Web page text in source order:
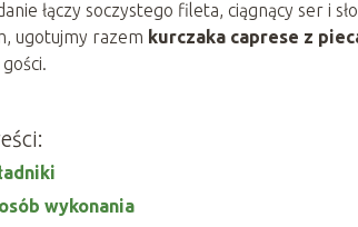
łączy soczystego fileta, ciągnący ser i
ugotujmy razem kurczaka caprese z
wykonania